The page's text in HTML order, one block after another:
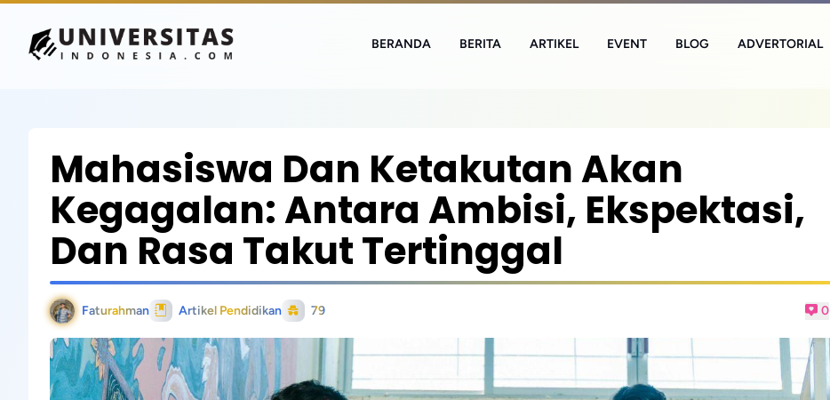
BERANDA BERITA ARTIKEL EVENT BLOG ADVERTORIAL
Mahasiswa Dan Ketakutan Akan
Kegagalan: Antara Ambisi, Ekspektasi,
Dan Rasa Takut Tertinggal
Faturahman Artikel Pendidikan 79 0